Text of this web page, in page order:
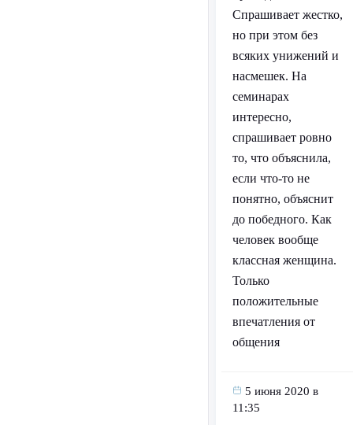
Спрашивает жестко,
но при этом без
всяких унижений и
насмешек. На
семинарах
интересно,
спрашивает ровно
то, что объяснила,
если что-то не
понятно, объяснит
до победного. Как
человек вообще
классная женщина.
Только
положительные
впечатления от
общения
5 июня 2020 в
11:35